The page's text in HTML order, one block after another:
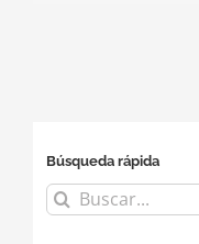
Búsqueda rápida
Buscar: